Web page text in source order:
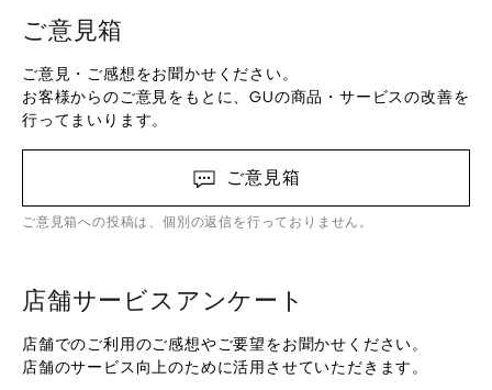
ご意見箱
ご意見・ご感想をお聞かせください。
お客様からのご意見をもとに、GUの商品・サービスの改善を
行ってまいります。
ご意見箱
ご意見箱への投稿は、個別の返信を行っておりません。
店舗サービスアンケート
店舗でのご利用のご感想やご要望をお聞かせください。
店舗のサービス向上のために活用させていただきます。